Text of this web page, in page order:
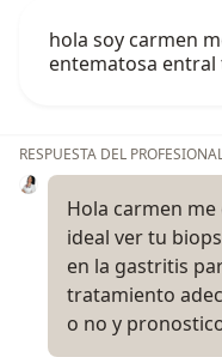
hola soy carmen
entematosa entral
RESPUESTA DEL
Hola carmen
ideal ver tu
en la gastritis
tratamiento
o no y